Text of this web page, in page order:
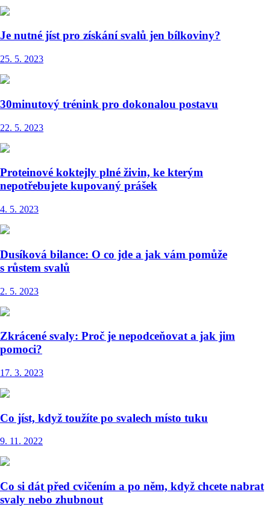
Je nutné jíst pro získání svalů jen bílkoviny?
25. 5. 2023
30minutový trénink pro dokonalou postavu
22. 5. 2023
Proteinové koktejly plné živin, ke kterým
nepotřebujete kupovaný prášek
4. 5. 2023
Dusíková bilance: O co jde a jak vám pomůže
s růstem svalů
2. 5. 2023
Zkrácené svaly: Proč je nepodceňovat a jak jim
pomoci?
17. 3. 2023
Co jíst, když toužíte po svalech místo tuku
9. 11. 2022
Co si dát před cvičením a po něm, když chcete nabrat
svaly nebo zhubnout